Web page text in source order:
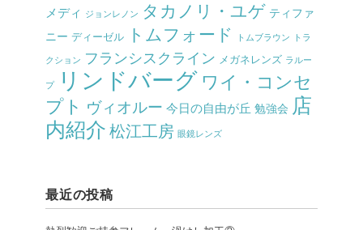
メディ
ジョンレノン タカノリ・ユゲ ティファ
ニー ディーゼル トムフォード トムブラウン トラ
クション フランシスクライン メガネレンズ ラルー
プ リンドバーグ ワイ・コンセ
プト ヴィオルー 今日の自由が丘 勉強会 店
内紹介 松江工房 眼鏡レンズ
最近の投稿